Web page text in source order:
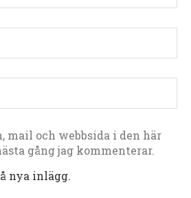
mail och webbsida i den här
gång jag kommenterar.
nya inlägg.